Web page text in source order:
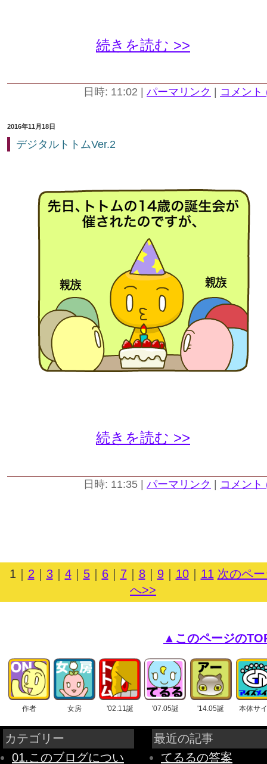
続きを読む >>
日時: 11:02 パーマリンク コメント
2016年11月18日
デジタルトトムVer.2
続きを読む >>
日時: 11:35 パーマリンク コメント
1 2 3｜ 4｜ 5｜ 6｜ 7｜ 8｜ 9｜ 10｜ 11 次のペ
へ>>
▲このページの
作者 女房 '02.11誕 '07.05誕 '14.05誕 本体サ
カテゴリー
01.このブログについ
最近の記事
てるるの答案